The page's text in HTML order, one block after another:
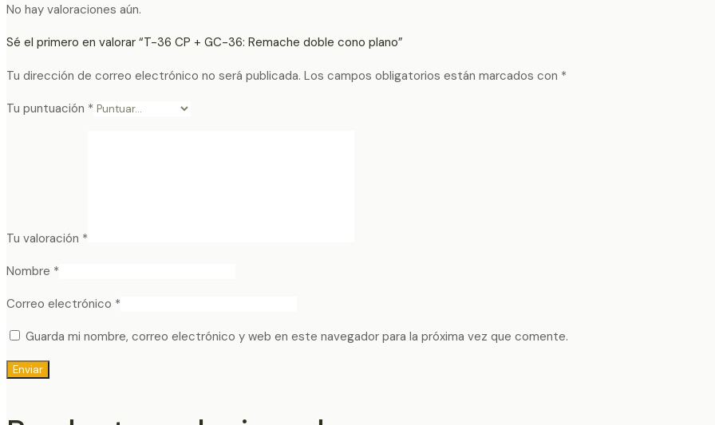
No hay valoraciones aún.
Sé el primero en valorar “T-36 CP + GC-36: Remache doble cono plano”
Tu dirección de correo electrónico no será publicada. Los campos obligatorios están marcados con *
Tu puntuación *
Tu valoración *
Nombre *
Correo electrónico *
Guarda mi nombre, correo electrónico y web en este navegador para la próxima vez que comente.